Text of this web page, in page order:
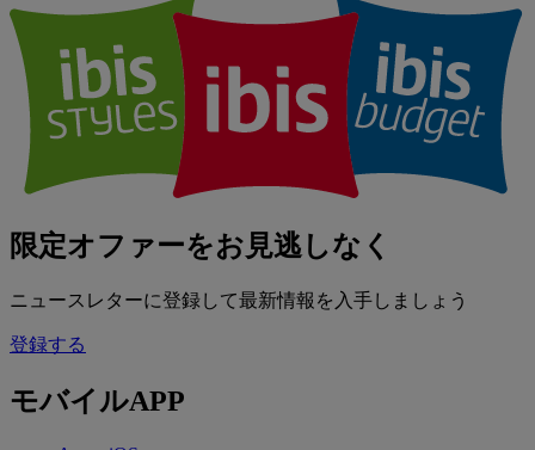
限定オファーをお見逃しなく
ニュースレターに登録して最新情報を入手しましょう
登録する
モバイルAPP